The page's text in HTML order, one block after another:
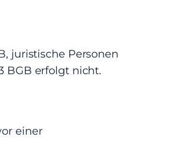
juristische Personen
BGB erfolgt nicht.
einer